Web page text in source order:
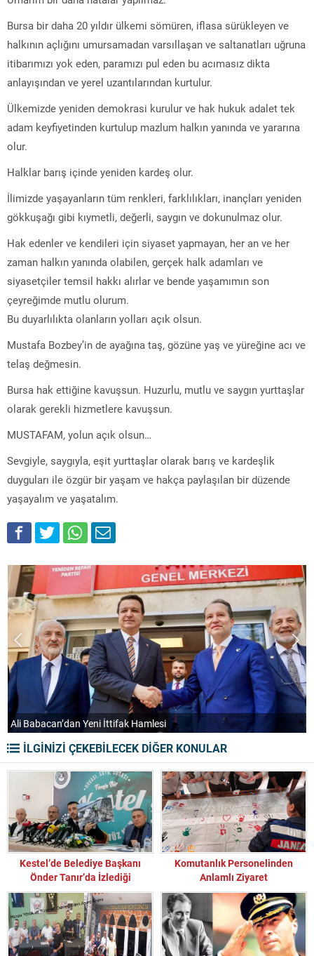
Bursa bir daha 20 yıldır ülkemi sömüren, iflasa sürükleyen ve
halkının açlığını umursamadan varsıllaşan ve saltanatları uğruna
itibarımızı yok eden, paramızı pul eden bu acımasız dikta
anlayışından ve yerel uzantılarından kurtulur.
Ülkemizde yeniden demokrasi kurulur ve hak hukuk adalet tek
adam keyfiyetinden kurtulup mazlum halkın yanında ve yararına
olur.
Halklar barış içinde yeniden kardeş olur.
İlimizde yaşayanların tüm renkleri, farklılıkları, inançları yeniden
gökkuşağı gibi kıymetli, değerli, saygın ve dokunulmaz olur.
Hak edenler ve kendileri için siyaset yapmayan, her an ve her
zaman halkın yanında olabilen, gerçek halk adamları ve
siyasetçiler temsil hakkı alırlar ve bende yaşamımın son
çeyreğimde mutlu olurum.
Bu duyarlılıkta olanların yolları açık olsun.
Mustafa Bozbey’in de ayağına taş, gözüne yaş ve yüreğine acı ve
telaş değmesin.
Bursa hak ettiğine kavuşsun. Huzurlu, mutlu ve saygın yurttaşlar
olarak gerekli hizmetlere kavuşsun.
MUSTAFAM, yolun açık olsun…
Sevgiyle, saygıyla, eşit yurttaşlar olarak barış ve kardeşlik
duyguları ile özgür bir yaşam ve hakça paylaşılan bir düzende
yaşayalım ve yaşatalım.
SEVA HOLDİNG’DEN GAYRİMENKUL VE TURİZM YATIRIMLARINDA
BÜYÜME HAMLESİ
İLGİNİZİ ÇEKEBİLECEK DİĞER KONULAR
Kestel’de Belediye Başkanı
Önder Tanır’da İzlediği
Politikanın Eksikliğinin Farkında!
Komutanlık Personelinden
Anlamlı Ziyaret